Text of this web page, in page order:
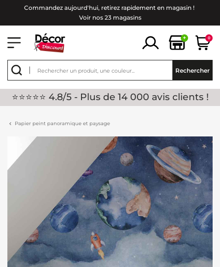
Commandez aujourd'hui, retirez rapidement en magasin !
Voir nos 23 magasins
+ 0
Rechercher
⭐⭐⭐⭐⭐ 4.8/5 - Plus de 14 000 avis clients !
Papier peint panoramique et paysage